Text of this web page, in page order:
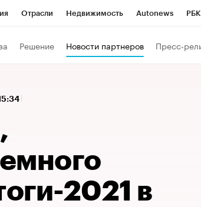
Отрасли Недвижимость Autonews
Решение Новости партнеров Пресс-
2021 в